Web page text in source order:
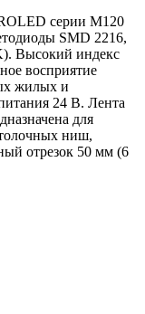
серии M120
SMD 2216,
Высокий индекс
восприятие
жилых и
24 В. Лента
для
ниш,
отрезок 50 мм (6